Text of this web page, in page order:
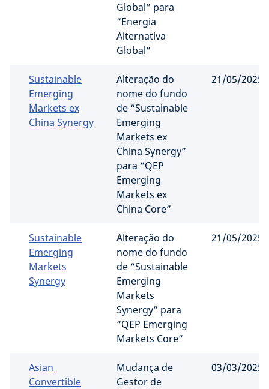
Global” para
“Energia
Alternativa
Global”
Sustainable
Emerging
Markets ex
China Synergy
Alteração do
nome do fundo
de “Sustainable
Emerging
Markets ex
China Synergy”
para “QEP
Emerging
Markets ex
China Core”
21/05/2025
Sustainable
Emerging
Markets
Synergy
Alteração do
nome do fundo
de “Sustainable
Emerging
Markets
Synergy” para
“QEP Emerging
Markets Core”
21/05/2025
Asian
Convertible
Mudança de
Gestor de
03/03/2025